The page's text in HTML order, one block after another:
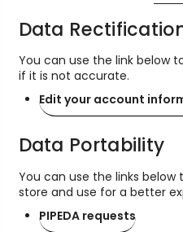
Data
You can use the link below
if it is not accurate.
Edit your account
Data Portability
You can use the links
store and use for a better
PIPEDA requests